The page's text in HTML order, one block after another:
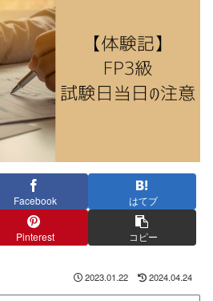
Facebook はてブ
Pinterest コピー
2023.01.22 2024.04.24